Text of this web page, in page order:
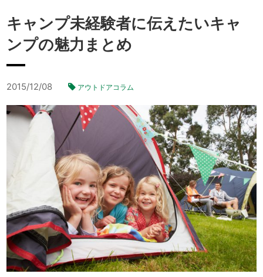
キャンプ未経験者に伝えたいキャ
ンプの魅力まとめ
2015/12/08 アウトドアコラム